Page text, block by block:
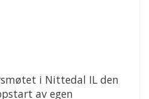
i Nittedal IL den
av egen